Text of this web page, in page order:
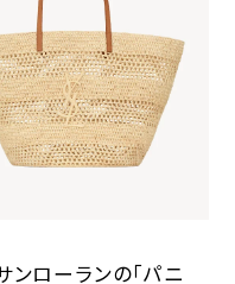
ローランの「パニ